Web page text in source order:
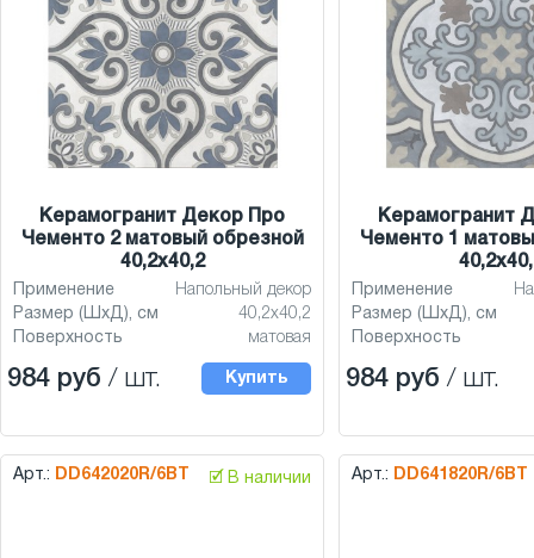
Керамогранит Декор Про
Чементо 2 матовый обрезной
40,2x40,2
Применение
Напольный декор
Размер (ШхД), см
40,2x40,2
Поверхность
матовая
984 руб / шт. Купить
Керамогранит
Чементо 1
Применение
Размер (ШхД), см
Поверхность
984 руб / шт.
Арт.: DD642020R/6BT 🗹 В наличии Арт.: DD641820R/6BT